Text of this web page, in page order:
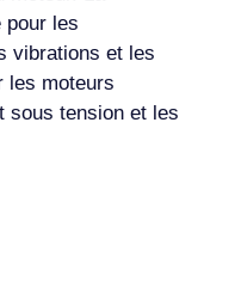
pour les
vibrations et les
les moteurs
sous tension et les